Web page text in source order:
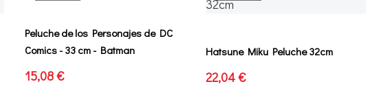
Peluche de los Personajes de DC
Comics - 33 cm - Batman
15,08 €
Hatsune Miku Peluche 32cm
22,04 €